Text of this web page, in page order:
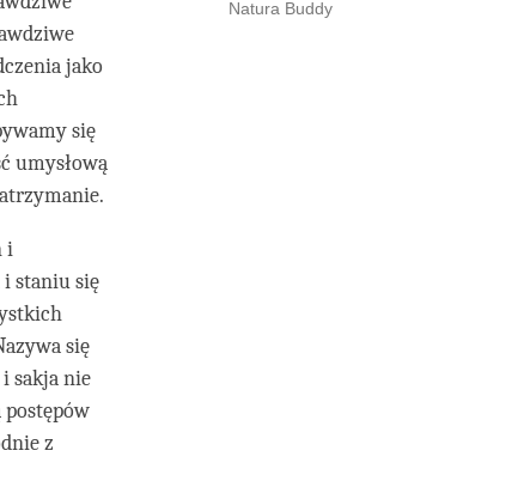
Natura Buddy
jako
się
umysłową
i
staniu się
się
sakja nie
z